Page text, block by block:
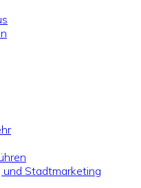
Stadtmarketing